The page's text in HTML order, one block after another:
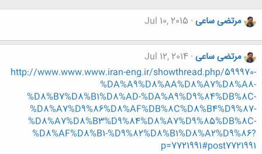
مرتضی ساعی Jul 10, 2015
مرتضی ساعی Jul 12, 2014
http://www.www.www.iran-eng.ir/showthread.php/599970-
%DA%A9%D8%AA%D8%A7%D8%A8-
%D8%B7%D8%B1%D8%AD-%DA%A9%D9%84%DB%8C-
%D8%A7%D9%86%D8%AF%DB%8C%D8%B4%D9%87-
%D8%A7%D8%B3%D9%84%D8%A7%D9%85%DB%8C-
%D8%AF%D8%B1-%D9%82%D8%B1%D8%A2%D9%86?
p=7721991#post7721991